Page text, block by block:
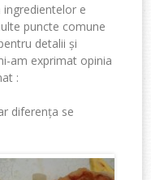
e
puncte comune
detalii și
am exprimat opinia
:
diferența se